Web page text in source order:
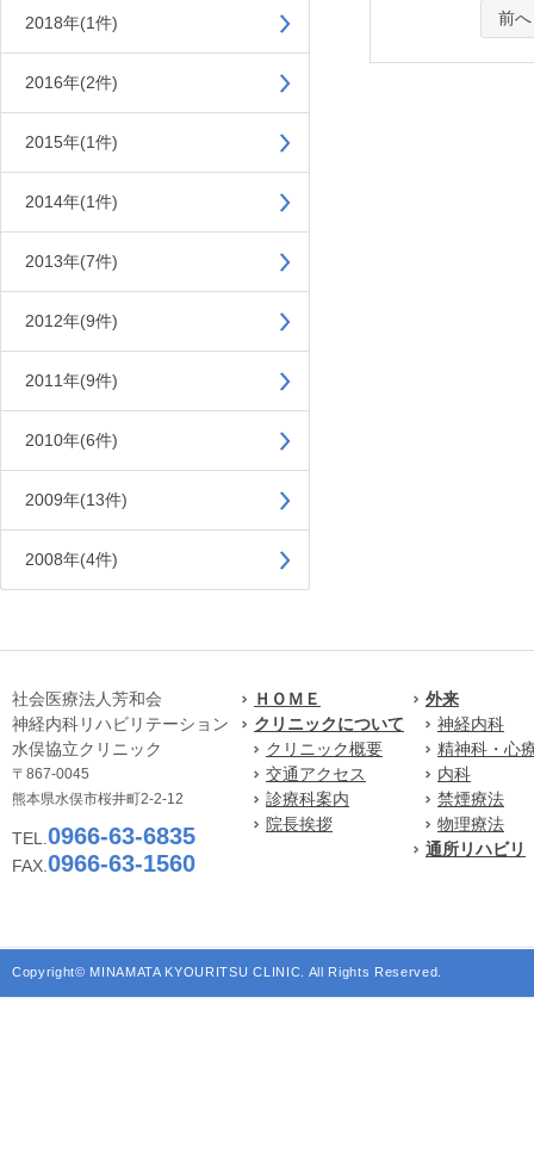
2018年(1件)
2016年(2件)
2015年(1件)
2014年(1件)
2013年(7件)
2012年(9件)
2011年(9件)
2010年(6件)
2009年(13件)
2008年(4件)
前へ
社会医療法人芳和会
神経内科リハビリテーション
水俣協立クリニック
〒867-0045
熊本県水俣市桜井町2-2-12
TEL. 0966-63-6835
FAX. 0966-63-1560
ＨＯＭＥ
クリニックについて
クリニック概要
交通アクセス
診療科案内
院長挨拶
外来
神経内科
精神科・心
内科
禁煙療法
物理療法
通所リハビリ
Copyright© MINAMATA KYOURITSU CLINIC. All Rights Reserved.